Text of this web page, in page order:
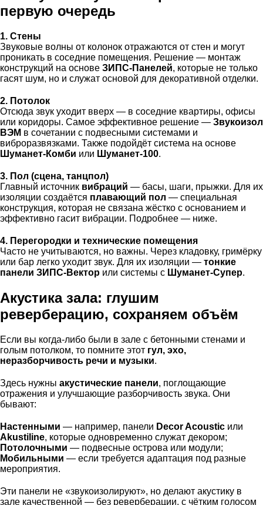
первую очередь
1. Стены
Звуковые волны от колонок отражаются от стен и могут
проникать в соседние помещения. Решение — монтаж
конструкций на основе ЗИПС-Панелей, которые не только
гасят шум, но и служат основой для декоративной отделки.
2. Потолок
Отсюда звук уходит вверх — в соседние квартиры, офисы
или коридоры. Самое эффективное решение — Звукоизол
ВЭМ в сочетании с подвесными системами и
виброразвязками. Также подойдёт система на основе
Шуманет-Комби или Шуманет-100.
3. Пол (сцена, танцпол)
Главный источник вибраций — басы, шаги, прыжки. Для их
изоляции создаётся плавающий пол — специальная
конструкция, которая не связана жёстко с основанием и
эффективно гасит вибрации. Подробнее — ниже.
4. Перегородки и технические помещения
Часто не учитываются, но важны. Через кладовку, гримёрку
или бар легко уходит звук. Для их изоляции — тонкие
панели ЗИПС-Вектор или системы с Шуманет-Супер.
Акустика зала: глушим
реверберацию, сохраняем объём
Если вы когда-либо были в зале с бетонными стенами и
голым потолком, то помните этот гул, эхо,
неразборчивость речи и музыки.
Здесь нужны акустические панели, поглощающие
отражения и улучшающие разборчивость звука. Они
бывают:
Настенными — например, панели Decor Acoustic или
Akustiline, которые одновременно служат декором;
Потолочными — подвесные острова или модули;
Мобильными — если требуется адаптация под разные
мероприятия.
Эти панели не «звукоизолируют», но делают акустику в
зале качественной — без реверберации, с чётким голосом